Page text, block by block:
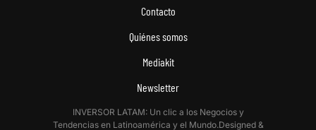
Contacto
Quiénes somos
Mediakit
Newsletter
INVERSOR LATAM: Un clic a los Negocios y
Tendencias en Latinoamérica y el Mundo.Designed &